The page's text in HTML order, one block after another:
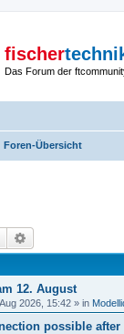
fischer
Das Forum der
Foren-Übersicht
Suche
12. August
2026, 15:42 » in
possible after